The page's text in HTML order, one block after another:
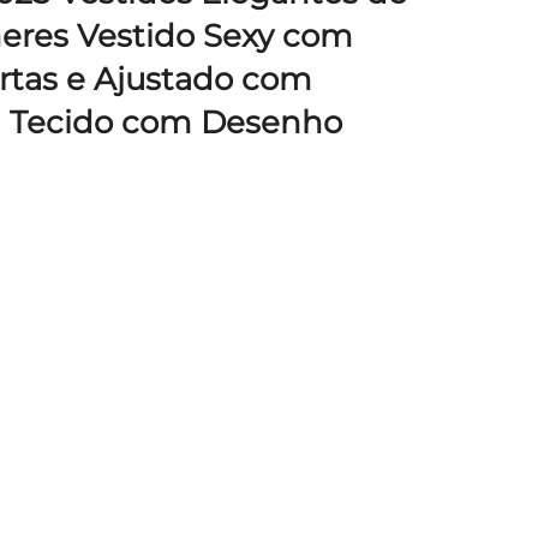
Vestido Sexy com
e Ajustado com
com Desenho